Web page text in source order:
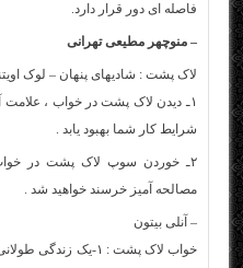
فاصله ای دور قرار دارد.
– منوچهر مطیعی تهرانی
لاک پشت : شادیهای پنهان – لوک
۱ـ دیدن لاک پشت در خواب ،
شرایط کار شما بهبود یابد .
۲ـ خوردن سوپ لاک پشت در
مصالحه آمیز خرسند خواهید شد .
– آنلی بیتون